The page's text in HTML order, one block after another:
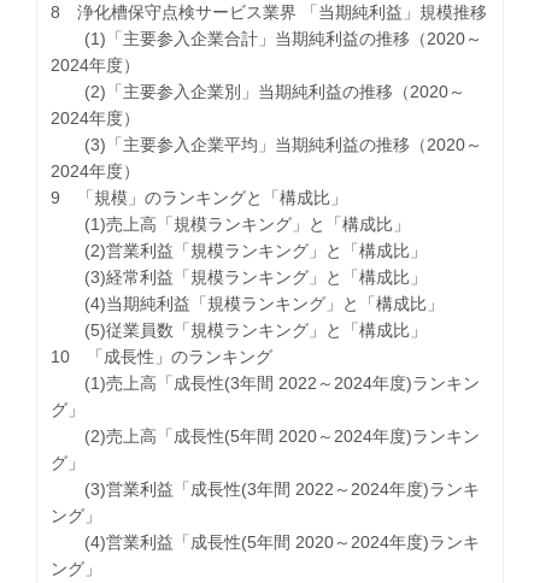
8 浄化槽保守点検サービス業界 「当期純利益」規模推移
(1)「主要参入企業合計」当期純利益の推移（2020～
2024年度）
(2)「主要参入企業別」当期純利益の推移（2020～
2024年度）
(3)「主要参入企業平均」当期純利益の推移（2020～
2024年度）
9 「規模」のランキングと「構成比」
(1)売上高「規模ランキング」と「構成比」
(2)営業利益「規模ランキング」と「構成比」
(3)経常利益「規模ランキング」と「構成比」
(4)当期純利益「規模ランキング」と「構成比」
(5)従業員数「規模ランキング」と「構成比」
10 「成長性」のランキング
(1)売上高「成長性(3年間 2022～2024年度)ランキン
グ」
(2)売上高「成長性(5年間 2020～2024年度)ランキン
グ」
(3)営業利益「成長性(3年間 2022～2024年度)ランキ
ング」
(4)営業利益「成長性(5年間 2020～2024年度)ランキ
ング」